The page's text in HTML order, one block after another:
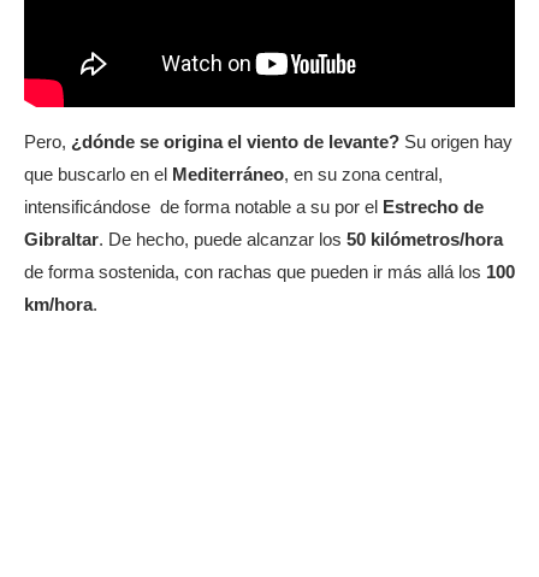
Pero, ¿dónde se origina el viento de levante? Su origen hay
que buscarlo en el Mediterráneo, en su zona central,
intensificándose de forma notable a su por el Estrecho de
Gibraltar. De hecho, puede alcanzar los 50 kilómetros/hora
de forma sostenida, con rachas que pueden ir más allá los 100
km/hora.